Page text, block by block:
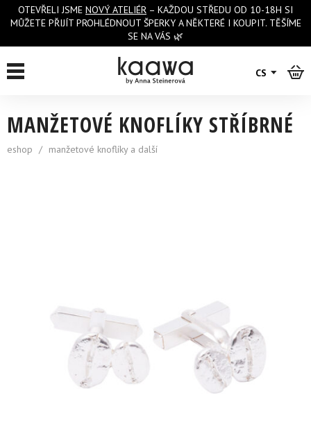
OTEVŘELI JSME NOVÝ ATELIÉR – KAŽDOU STŘEDU OD 10-18H SI
MŮŽETE PŘIJÍT PROHLÉDNOUT ŠPERKY A NĚKTERÉ I KOUPIT. TĚŠÍME
SE NA VÁS 🌿
CS
zpět na výpis
MANŽETOVÉ KNOFLÍKY STŘÍBRNÉ
eshop / manžetové knoflíky a další